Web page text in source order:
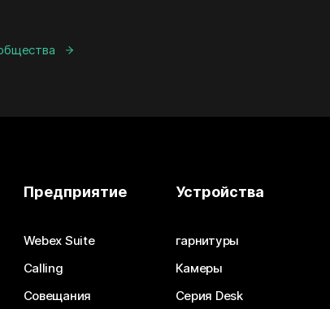
Предприятие
Webex Suite
Calling
Совещания
Устройства
гарнитуры
Камеры
Серия Desk